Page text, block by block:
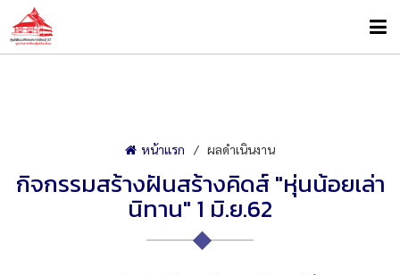
หน้าแรก ผลดำเนินงาน
กิจกรรมสร้างฝันสร้างคิดส์ "หุ่นน้อยเล่า
นิทาน" 1 มิ.ย.62